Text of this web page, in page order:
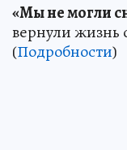
«Мы не могли
вернули жизнь
(Подробности)